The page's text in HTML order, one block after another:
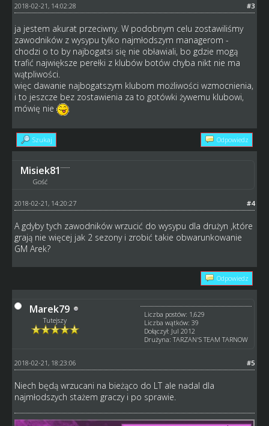
#3
2018-02-21, 14:02:28
ja jestem akurat przeciwny. W podobnym celu zostawiliśmy
zawodników z wysypu tylko najmłodszym managerom -
chodzi o to by najbogatsi się nie obławiali, bo gdzie mogą
trafić największe perełki z klubów botów chyba nikt nie ma
wątpliwości.
więc dawanie najbogatszym klubom możliwości wzmocnienia,
i to jeszcze bez zostawienia za to gotówki żywemu klubowi,
mówię nie
Szukaj Odpowiedz
Misiek81
Gość
#4
2018-02-21, 14:20:27
A gdyby tych zawodników wrzucić do wysypu dla drużyn ,które
grają nie więcej jak 2 sezony i zrobić takie obwarunkowanie
GM Arek?
Odpowiedz
Marek79
Tutejszy
Liczba postów: 1,629
Liczba wątków: 39
Dołączył: Jul 2012
Drużyna: TARZAN'S TEAM TARNOW
#5
2018-02-21, 18:23:06
Niech będą wrzucani na bieżąco do LT ale nadal dla
najmłodszych stażem graczy i po sprawie.